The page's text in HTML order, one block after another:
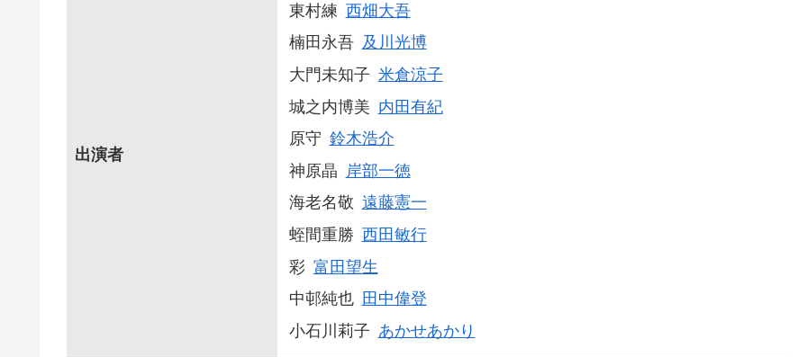
出演者
東村練 西畑大吾
楠田永吾 及川光博
大門未知子 米倉涼子
城之内博美 内田有紀
原守 鈴木浩介
神原晶 岸部一徳
海老名敬 遠藤憲一
蛭間重勝 西田敏行
彩 富田望生
中邨純也
田中偉登
小石川莉子 あかせあかり